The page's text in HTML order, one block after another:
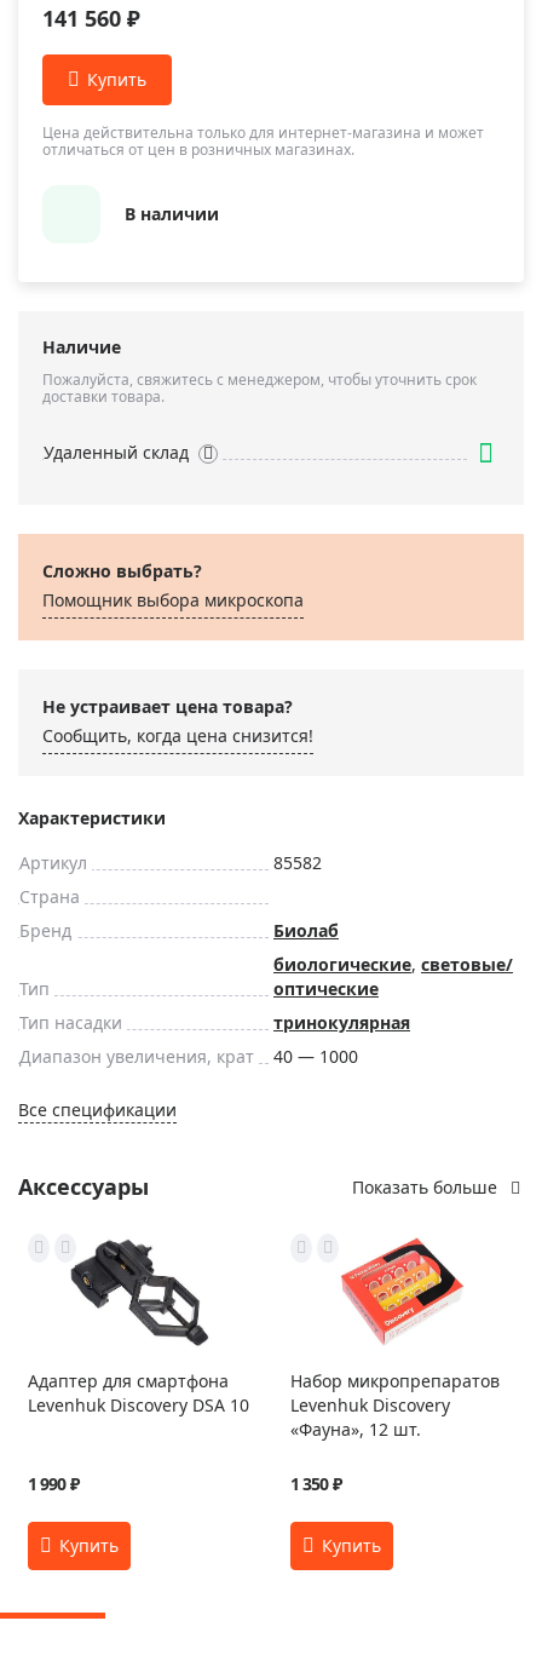
141 560 ₽
Цена действительна только для интернет-магазина и может
отличаться от цен в розничных магазинах.
В наличии
Наличие
Пожалуйста, свяжитесь с менеджером, чтобы уточнить срок
доставки товара.
Удаленный склад
Сложно выбрать?
Помощник выбора микроскoпа
Не устраивает цена товара?
Сообщить, когда цена снизится!
Характеристики
Артикул
85582
Страна
Бренд
Биолаб
Тип
биологические, световые/
оптические
Тип насадки
тринокулярная
Диапазон увеличения, крат
40 — 1000
Все спецификации
Аксессуары Показать больше
Адаптер для смартфона
Levenhuk Discovery DSA 10
1 990 ₽
Набор микропрепаратов
Levenhuk Discovery
«Фауна», 12 шт.
1 350 ₽